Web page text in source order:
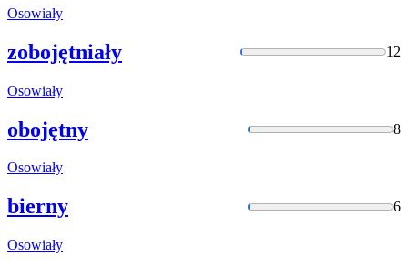
Osowiały
zobojętniały 12
Osowiały
obojętny 8
Osowiały
bierny 6
Osowiały